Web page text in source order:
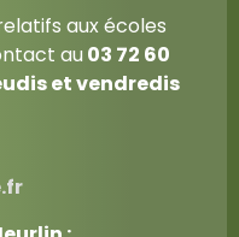
aux écoles
au03 72 60
et vendredis